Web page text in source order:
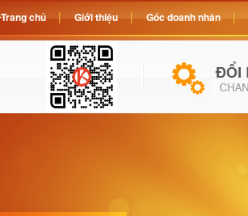
Trang chủ Giới thiệu Góc doanh nhân